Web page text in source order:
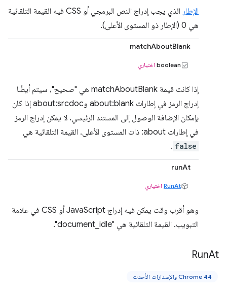
الإطار
الذي يجب إدراج النص البرمجي أو CSS فيه القيمة التلقائية
هي 0 (الإطار ذو المستوى الأعلى).
matchAboutBlank
boolean اختياري
إذا كانت قيمة matchAboutBlank هي "صحيح"، سيتم أيضًا
إدراج الرمز في إطارات about:blank وabout:srcdoc إذا كان
بإمكان الإضافة الوصول إلى المستند الرئيسي. لا يمكن إدراج الرمز
في إطارات about: ذات المستوى الأعلى. القيمة التلقائية هي
false
.
runAt
RunAt اختياري
وهو أقرب وقت يمكن فيه إدراج JavaScript أو CSS في علامة
التبويب. القيمة التلقائية هي "document_idle".
RunAt
Chrome 44 والإصدارات الأحدث